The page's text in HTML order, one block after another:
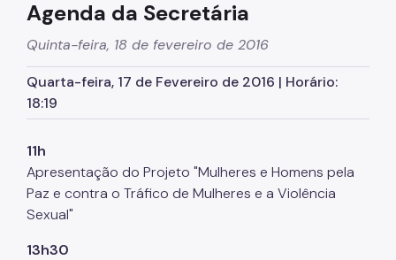
Supervisão de Assistência Social (SAS)
CPAS
Rede Socioassistencial
Painéis
Pessoa em situação de rua
Programa Reencontro
Crianças e Adolescentes
Jovens e Adultos
Agenda da Secretária
Quinta-feira, 18 de fevereiro de 2016
Quarta-feira, 17 de Fevereiro de 2016 | Horário:
18:19
11h
Apresentação do Projeto "Mulheres e Homens pela
Paz e contra o Tráfico de Mulheres e a Violência
Sexual"
13h30